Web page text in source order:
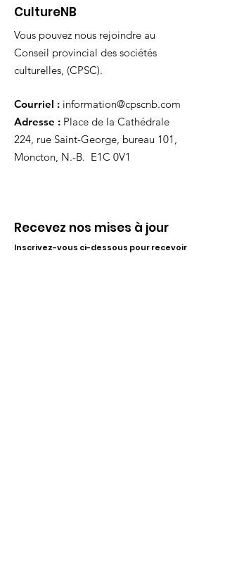
CultureNB
Vous pouvez nous rejoindre au
Conseil provincial des sociétés
culturelles, (CPSC).
Courriel : information@cpscnb.com
Adresse : Place de la Cathédrale
224, rue Saint-George, bureau 101,
Moncton, N.-B. E1C 0V1
Recevez nos mises à jour
Inscrivez-vous ci-dessous pour recevoir